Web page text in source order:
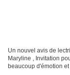
Un nouvel avis de
Maryline , Invitation
beaucoup d'émotion